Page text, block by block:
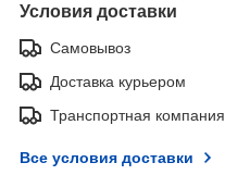
Условия доставки
Самовывоз
Доставка курьером
Транспортная компания
Все условия доставки